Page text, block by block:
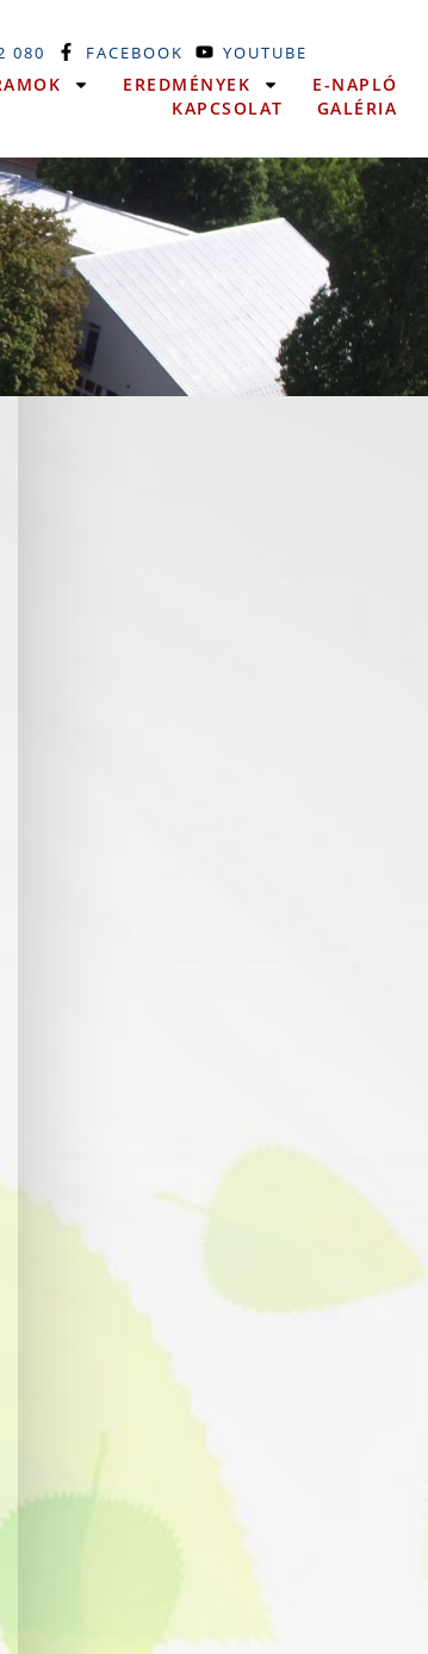
080 FACEBOOK YOUTUBE
EREDMÉNYEK
E-NAPLÓ
KAPCSOLAT
GALÉRIA